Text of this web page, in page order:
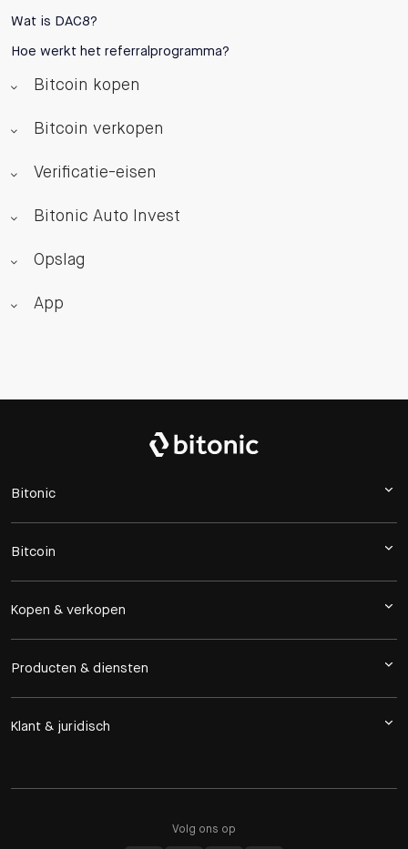
Wat is DAC8?
Hoe werkt het referralprogramma?
Bitcoin kopen
Bitcoin verkopen
Verificatie-eisen
Bitonic Auto Invest
Opslag
App
Bitonic
Bitcoin
Kopen & verkopen
Producten & diensten
Klant & juridisch
Volg ons op